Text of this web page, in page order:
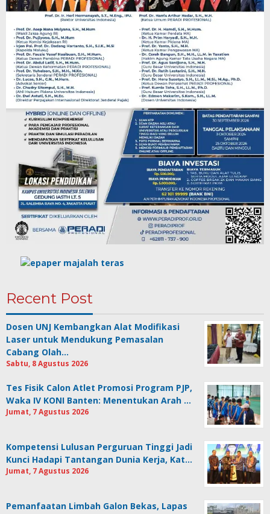
Recent Post
Dosen UNJ Kembangkan Alat Modifikasi
Laser untuk Mendukung Pemasalan
Cabang Olah…
Sabtu, 8 Agustus 2026
Tes Fisik Calon Atlet Promosi Program PJP,
Waka IV KONI Banten: Menentukan Arah …
Jumat, 7 Agustus 2026
Kompetensi Lulusan Perguruan Tinggi Jadi
Kunci Hadapi Tantangan Dunia Kerja, Kat…
Jumat, 7 Agustus 2026
Pemanfaatan Limbah Galon Bekas, Lapas